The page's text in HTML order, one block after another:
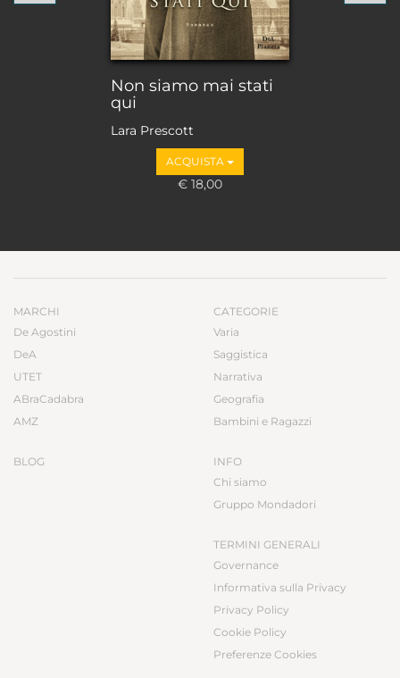
Non siamo mai stati
qui
Lara Prescott
ACQUISTA
€ 18,00
MARCHI
De Agostini
DeA
UTET
ABraCadabra
AMZ
BLOG
CATEGORIE
Varia
Saggistica
Narrativa
Geografia
Bambini e Ragazzi
INFO
Chi siamo
Gruppo Mondadori
TERMINI GENERALI
Governance
Informativa sulla Privacy
Privacy Policy
Cookie Policy
Preferenze Cookies